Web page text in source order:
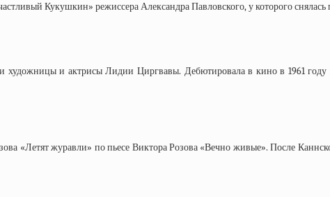
Кукушкин» режиссера Александра Павловского, у которого
художницы и актрисы Лидии Циргвавы. Дебютировала в кино в 1961
«Летят журавли» по пьесе Виктора Розова «Вечно живые». После